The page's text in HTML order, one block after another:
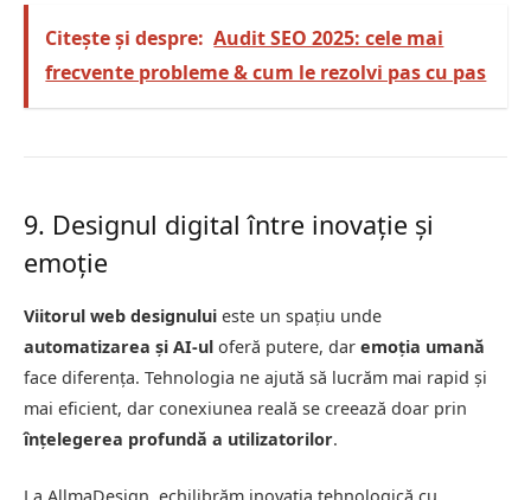
Citește și despre: Audit SEO 2025: cele mai
frecvente probleme & cum le rezolvi pas cu pas
9. Designul digital între inovație și
emoție
Viitorul web designului este un spațiu unde
automatizarea și AI-ul oferă putere, dar emoția umană
face diferența. Tehnologia ne ajută să lucrăm mai rapid și
mai eficient, dar conexiunea reală se creează doar prin
înțelegerea profundă a utilizatorilor
La AllmaDesign, echilibrăm inovația tehnologică cu